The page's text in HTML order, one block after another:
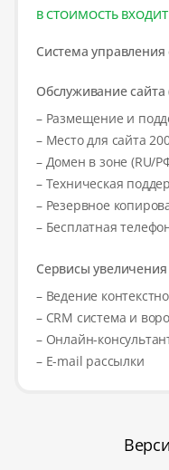
В СТОИМОСТЬ ВХОДИТ
Система управления
Обслуживание сайта
– Размещение и
– Место для сайта
– Домен в зоне (RU/
– Техническая
– Резервное
– Бесплатная
Сервисы
– Ведение
– CRM система и
– Онлайн-
– E-mail рассылки